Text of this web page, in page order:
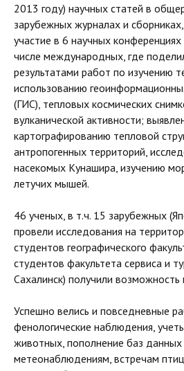
2013 году) научных статей в
зарубежных журналах и
участие в 6 научных
числе международных, где
результатами работ по изучению
использованию
(ГИС), тепловых космических
вулканической активности;
картографированию тепловой
антропогенных территорий,
насекомых Кунашира, изучению
летучих мышей.
46 ученых, в т.ч. 15 зарубежных
провели исследования на
студентов географического
студентов факультета сервиса и
Сахалинск) получили возможность
Успешно велись и повседневные
фенологические наблюдения,
животных, пополнение баз данных
метеонаблюдениям, встречам